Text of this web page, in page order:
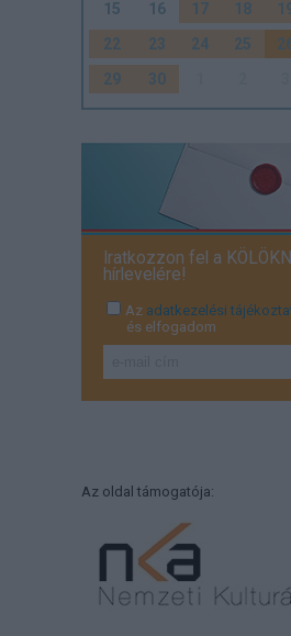
15
16 17 18
22
23 24 25
29
30
Iratkozzon fel a
hírlevelére!
Az adatkezelési
és elfogadom
Az oldal támogatója: